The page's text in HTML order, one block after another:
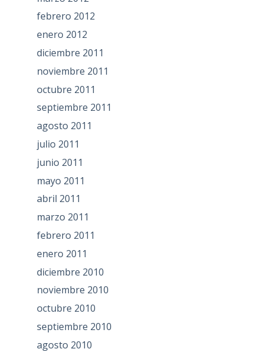
febrero 2012
enero 2012
diciembre 2011
noviembre 2011
octubre 2011
septiembre 2011
agosto 2011
julio 2011
junio 2011
mayo 2011
abril 2011
marzo 2011
febrero 2011
enero 2011
diciembre 2010
noviembre 2010
octubre 2010
septiembre 2010
agosto 2010